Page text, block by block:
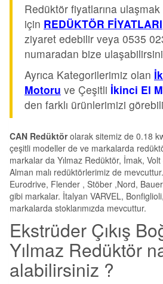
Redüktör fiyatlarına ulaşmak
için REDÜKTÖR FİYATLARI
ziyaret edebilir veya 0535
numaradan bize
Ayrıca Kategorilerimiz olan
Motoru ve Çeşitli İkinci El
den farklı ürünlerimizi
CAN Redüktörolarak sitemiz de 0.18
çeşitli modeller de ve markalarda
markalar da Yılmaz Redüktör, İmak, Volt
Alman malı redüktörlerimiz de
Eurodrive, Flender , Stöber ,Nord,
gibi markalar. İtalyan VARVEL,
markalarda stoklarımızda mevcuttur.
Ekstrüder Çıkış
Yılmaz Redüktör
alabilirsiniz ?